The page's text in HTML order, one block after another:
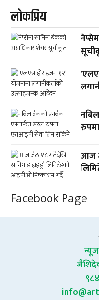
लाेकप्रिय
आज
Facebook Page
न्यूज